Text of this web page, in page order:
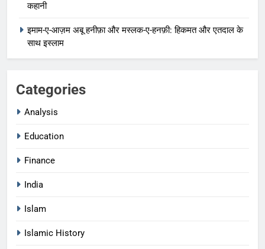
कहानी
इमाम-ए-आज़म अबू हनीफ़ा और मस्लक-ए-हनफ़ी: हिकमत और एतदाल के
साथ इस्लाम
Categories
Analysis
Education
Finance
India
Islam
Islamic History